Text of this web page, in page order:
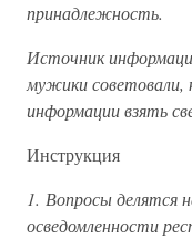
принадлежность.
Источник
мужики советовали,
информации взять
Инструкция
1. Вопросы делятся
осведомленности